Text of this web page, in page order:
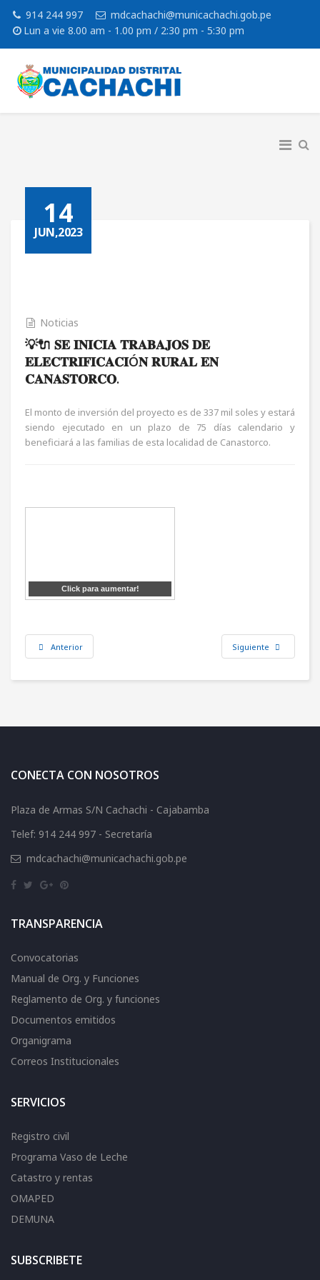
914 244 997
mdcachachi@municachachi.gob.pe
Lun a vie 8.00 am - 1.00 pm / 2:30 pm - 5:30 pm
14
JUN,2023
Noticias
💡🔌 𝐒𝐄 𝐈𝐍𝐈𝐂𝐈𝐀 𝐓𝐑𝐀𝐁𝐀𝐉𝐎𝐒 𝐃𝐄
𝐄𝐋𝐄𝐂𝐓𝐑𝐈𝐅𝐈𝐂𝐀𝐂𝐈Ó𝐍 𝐑𝐔𝐑𝐀𝐋 𝐄𝐍
𝐂𝐀𝐍𝐀𝐒𝐓𝐎𝐑𝐂𝐎.
El monto de inversión del proyecto es de 337 mil soles y estará
siendo ejecutado en un plazo de 75 días calendario y
beneficiará a las familias de esta localidad de Canastorco.
Click para aumentar!
Anterior Siguiente
CONECTA CON NOSOTROS
Plaza de Armas S/N Cachachi - Cajabamba
Telef: 914 244 997 - Secretaría
mdcachachi@municachachi.gob.pe
TRANSPARENCIA
Convocatorias
Manual de Org. y Funciones
Reglamento de Org. y funciones
Documentos emitidos
Organigrama
Correos Institucionales
SERVICIOS
Registro civil
Programa Vaso de Leche
Catastro y rentas
OMAPED
DEMUNA
SUBSCRIBETE